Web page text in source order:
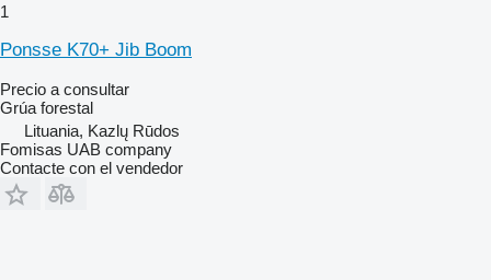
1
Ponsse K70+ Jib Boom
Precio a consultar
Grúa forestal
Lituania, Kazlų Rūdos
Fomisas UAB company
Contacte con el vendedor